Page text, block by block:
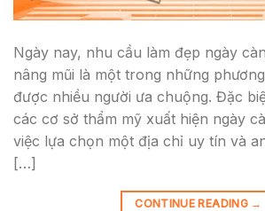
Ngày nay, nhu cầu làm đẹp ngày
nâng mũi là một trong những
được nhiều người ưa chuộng. Đặc
các cơ sở thẩm mỹ xuất hiện ngày
việc lựa chọn một địa chỉ uy tín và
[…]
CONTINUE READING →